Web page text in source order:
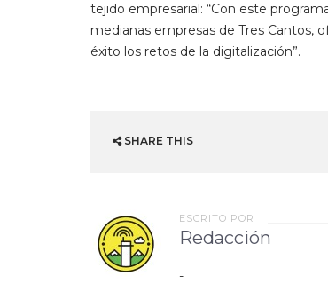
tejido empresarial: “Con este
medianas empresas de Tres Cantos,
éxito los retos de la digitalización”.
SHARE THIS
ESCRITO POR
Redacción
-